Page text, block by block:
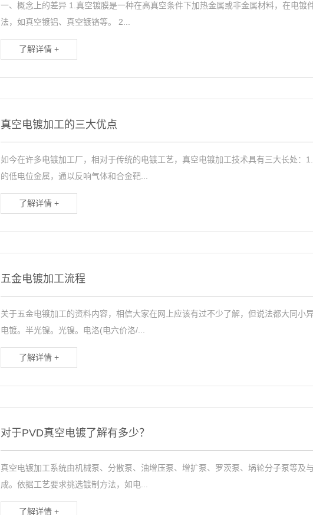
一、概念上的差异 1.真空镀膜是一种在高真空条件下加热金属或非金属材料，在电
法，如真空镀铝、真空镀铬等。 2...
了解详情 +
真空电镀加工的三大优点
如今在许多电镀加工厂，相对于传统的电镀工艺，真空电镀加工技术具有三大长处：
的低电位金属，通以反响气体和合金靶...
了解详情 +
五金电镀加工流程
关于五金电镀加工的资料内容，相信大家在网上应该有过不少了解，但说法都大同小
电镀。半光镍。光镍。电洛(电六价洛/...
了解详情 +
对于PVD真空电镀了解有多少？
真空电镀加工系统由机械泵、分散泵、油增压泵、增扩泵、罗茨泵、埚轮分子泵等及
成。依据工艺要求挑选镀制方法，如电...
了解详情 +